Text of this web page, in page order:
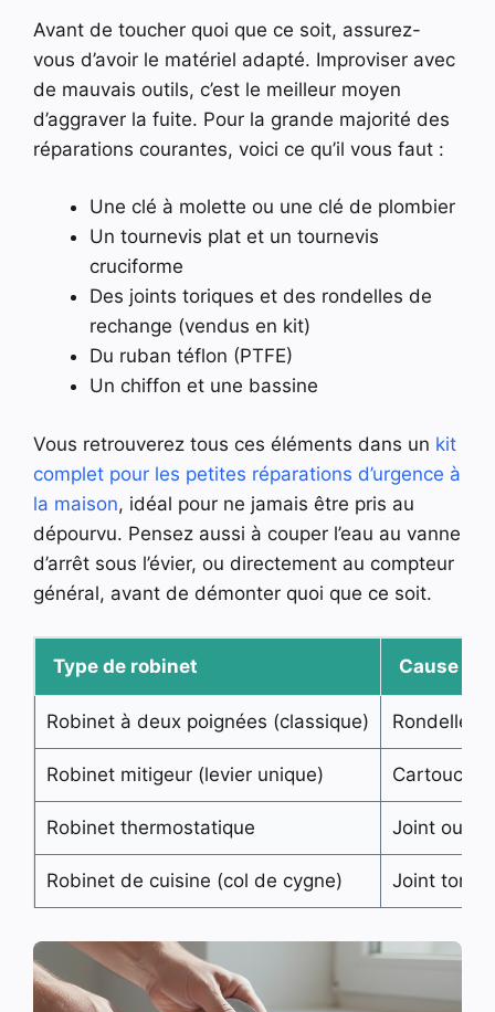
Avant de toucher quoi que ce soit, assurez-
vous d’avoir le matériel adapté. Improviser avec
de mauvais outils, c’est le meilleur moyen
d’aggraver la fuite. Pour la grande majorité des
réparations courantes, voici ce qu’il vous faut :
Une clé à molette ou une clé de plombier
Un tournevis plat et un tournevis
cruciforme
Des joints toriques et des rondelles de
rechange (vendus en kit)
Du ruban téflon (PTFE)
Un chiffon et une bassine
Vous retrouverez tous ces éléments dans un kit
complet pour les petites réparations d’urgence à
la maison, idéal pour ne jamais être pris au
dépourvu. Pensez aussi à couper l’eau au vanne
d’arrêt sous l’évier, ou directement au compteur
général, avant de démonter quoi que ce soit.
Type de robinet Cause
Robinet à deux poignées (classique) Rondelle
Robinet mitigeur (levier unique) Cartouche
Robinet thermostatique Joint ou
Robinet de cuisine (col de cygne) Joint